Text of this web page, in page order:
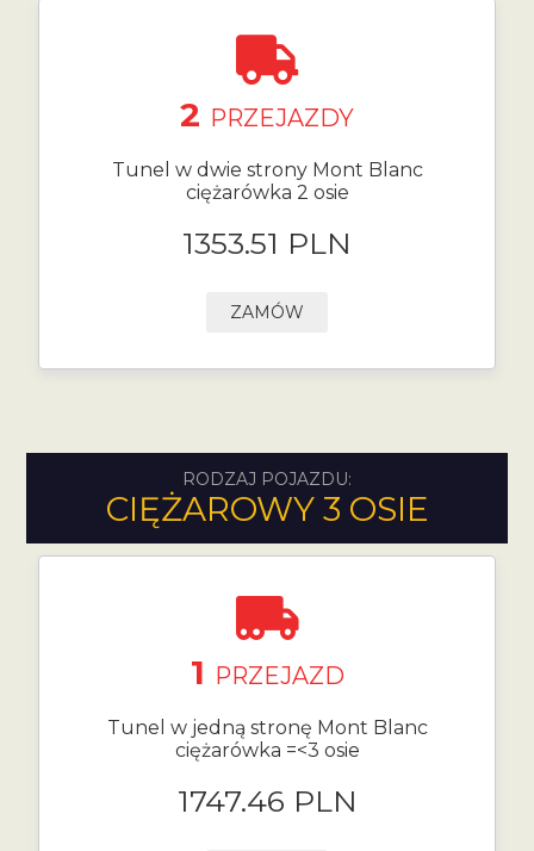
2 PRZEJAZDY
Tunel w dwie strony Mont Blanc
ciężarówka 2 osie
1353.51 PLN
ZAMÓW
RODZAJ POJAZDU:
CIĘŻAROWY 3 OSIE
1 PRZEJAZD
Tunel w jedną stronę Mont Blanc
ciężarówka =<3 osie
1747.46 PLN